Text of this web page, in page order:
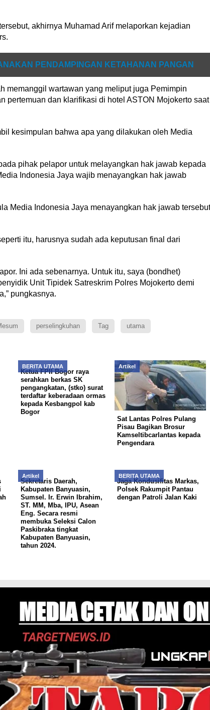
akhirnya Muhamad Arif melaporkan kejadian
PENDAMPINGAN KETAHANAN PANGAN
memanggil wartawan yang meliput juga Pemimpin
pertemuan dan klarifikasi di hotel ASTON Mojokerto saat
kesimpulan bahwa apa yang dilakukan oleh Media
pihak pelapor untuk melayangkan hak jawab kepada
Indonesia Jaya wajib menayangkan hak jawab
Media Indonesia Jaya menayangkan hak jawab tersebut
itu, harusnya sudah ada keputusan final dari
Ini ada sebenarnya. Untuk itu, saya (bondhet)
Unit Tipidek Satreskrim Polres Mojokerto demi
pungkasnya.
perselingkuhan Tag utama
BERITA UTAMA
Ketua FPII Bogor raya
serahkan berkas SK
pengangkatan, (stko) surat
terdaftar keberadaan ormas
kepada Kesbangpol kab
Bogor
Artikel
Sat Lantas Polres Pulang
Pisau Bagikan Brosur
Kamseltibcarlantas kepada
Pengendara
Artikel
Sekretaris Daerah,
Kabupaten Banyuasin,
Sumsel. Ir. Erwin Ibrahim,
ST. MM, Mba, IPU, Asean
Eng. Secara resmi
membuka Seleksi Calon
Paskibraka tingkat
Kabupaten Banyuasin,
tahun 2024.
BERITA UTAMA
Jaga Kondusifitas Markas,
Polsek Rakumpit Pantau
dengan Patroli Jalan Kaki